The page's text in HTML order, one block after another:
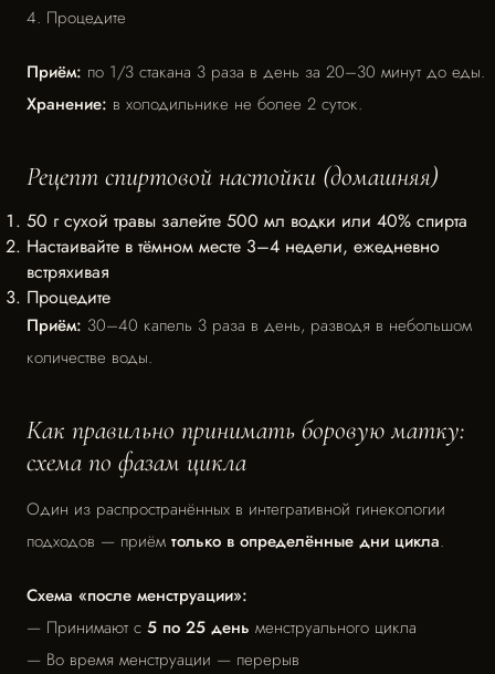
4. Процедите
Приём: по 1/3 стакана 3 раза в день за 20–30 минут до еды.
Хранение: в холодильнике не более 2 суток.
Рецепт спиртовой настойки (домашняя)
50 г сухой травы залейте 500 мл водки или 40% спирта
Настаивайте в тёмном месте 3–4 недели, ежедневно
встряхивая
Процедите
Приём: 30–40 капель 3 раза в день, разводя в небольшом
количестве воды.
Как правильно принимать боровую матку:
схема по фазам цикла
Один из распространённых в интегративной гинекологии
подходов — приём только в определённые дни цикла.
Схема «после менструации»:
— Принимают с 5 по 25 день менструального цикла
— Во время менструации — перерыв